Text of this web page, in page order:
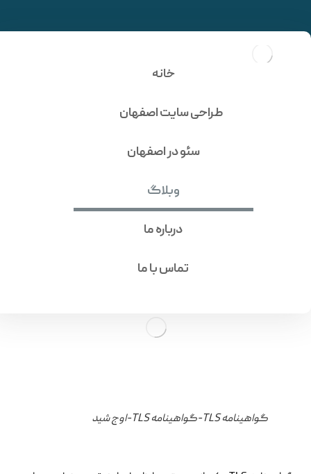
خانه
طراحی سایت اصفهان
سئو در اصفهان
وبلاگ
درباره ما
تماس با ما
5ضرورت آن برای گواهینامه
وب سایت
گواهینامه TLS-گواهینامه TLS-اوج شید